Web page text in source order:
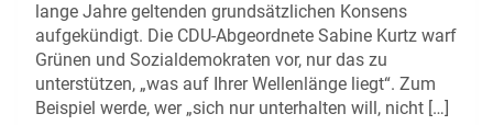
lange Jahre geltenden grundsätzlichen Konsens
aufgekündigt. Die CDU-Abgeordnete Sabine Kurtz warf
Grünen und Sozialdemokraten vor, nur das zu
unterstützen, „was auf Ihrer Wellenlänge liegt“. Zum
Beispiel werde, wer „sich nur unterhalten will, nicht […]